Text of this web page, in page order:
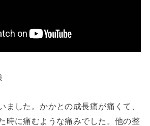
ました。かかとの成長痛が痛くて、
時に痛むような痛みでした。他の整